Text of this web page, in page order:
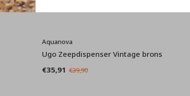
Aquanova
Ugo Zeepdispenser Vintage brons
€35,91 €39,90